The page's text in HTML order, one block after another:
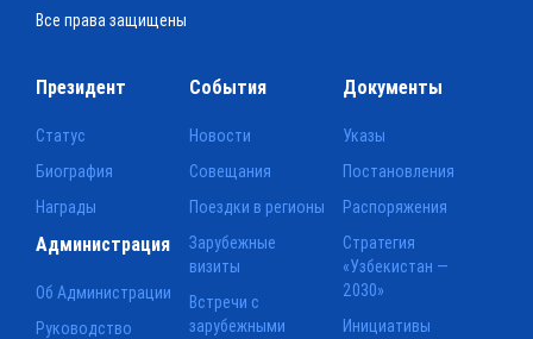
Все права защищены
Президент
Статус
Биография
Награды
События
Новости
Совещания
Поездки в регионы
Зарубежные
визиты
Встречи с
зарубежными
Документы
Указы
Постановления
Распоряжения
Стратегия
«Узбекистан —
2030»
Инициативы
Администрация
Об Администрации
Руководство